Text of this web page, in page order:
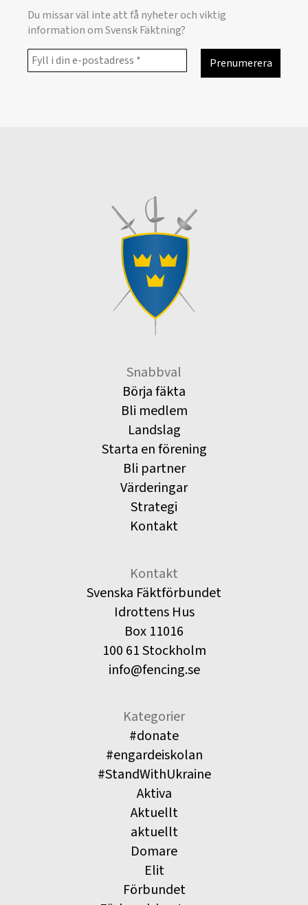
Du missar väl inte att få nyheter och viktig
information om Svensk Fäktning?
Snabbval
Börja fäkta
Bli medlem
Landslag
Starta en förening
Bli partner
Värderingar
Strategi
Kontakt
Kontakt
Svenska Fäktförbundet
Idrottens Hus
Box 11016
100 61 Stockholm
info@fencing.se
Kategorier
#donate
#engardeiskolan
#StandWithUkraine
Aktiva
Aktuellt
aktuellt
Domare
Elit
Förbundet